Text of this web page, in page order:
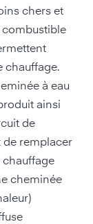
chers et
combustible
chauffage.
à eau
ainsi
de
de remplacer
chauffage
cheminée